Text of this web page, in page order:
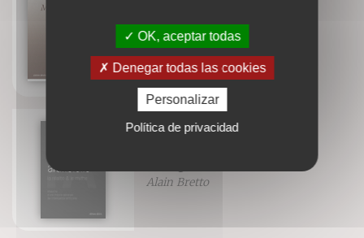
Masques des Alpes
Alain Bretto
OK, aceptar todas
Denegar todas las cookies
Personalizar
Política de privacidad